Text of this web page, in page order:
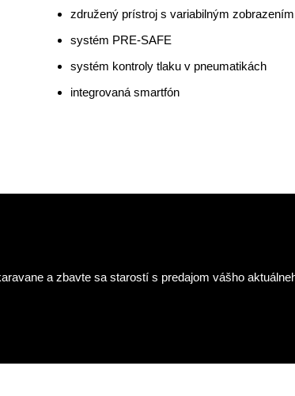
úchyty Isofix pre detskú sedačku vzadu
automatická klimatizácia (Thermatic)
združený prístroj s variabilným zobrazením
systém PRE-SAFE
a zbavte sa starostí s predajom vášho